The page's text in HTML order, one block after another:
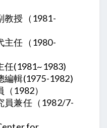
教授（1981-
主任（1980-
任(1981~1983)
編輯(1975-1982)
1982）
員兼任（1982/7-